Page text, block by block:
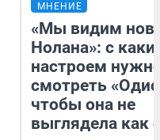
МНЕНИЕ
«Мы видим
Нолана»: с
настроем
смотреть
чтобы она не
выглядела как